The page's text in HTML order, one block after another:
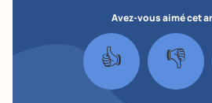
Avez-vous aimé cet
👍 👎